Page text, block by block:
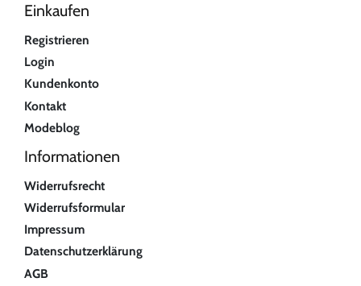
Einkaufen
Registrieren
Login
Kundenkonto
Kontakt
Modeblog
Informationen
Widerrufsrecht
Widerrufsformular
Impressum
Datenschutzerklärung
AGB